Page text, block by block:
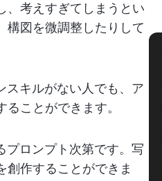
、考えすぎてしまうとい
構図を微調整したりして
スキルがない人でも、ア
ことができます。
プロンプト次第です。写
創作することができま